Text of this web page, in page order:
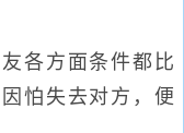
各方面条件都比
怕失去对方，便